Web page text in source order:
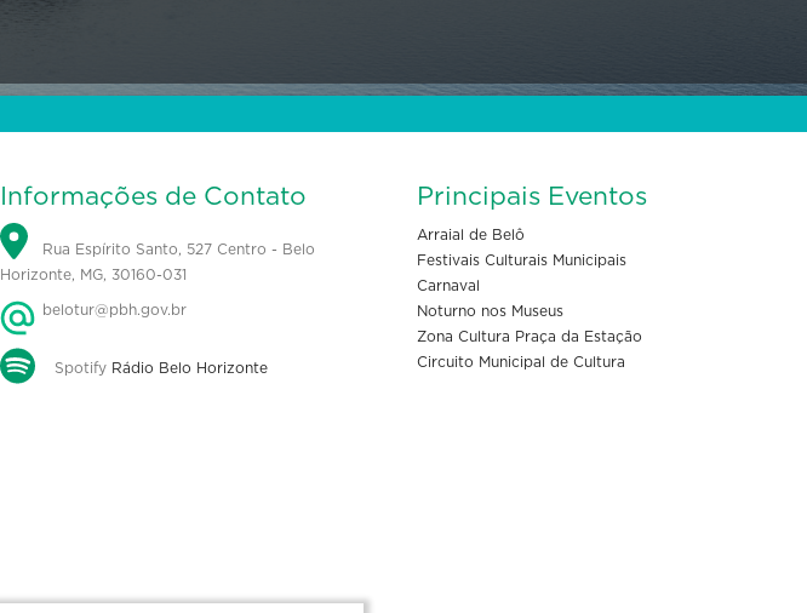
Informações de Contato
Rua Espírito Santo, 527 Centro - Belo
Horizonte, MG, 30160-031
belotur@pbh.gov.br
Spotify Rádio Belo Horizonte
Principais Eventos
Arraial de Belô
Festivais Culturais Municipais
Carnaval
Noturno nos Museus
Zona Cultura Praça da Estação
Circuito Municipal de Cultura